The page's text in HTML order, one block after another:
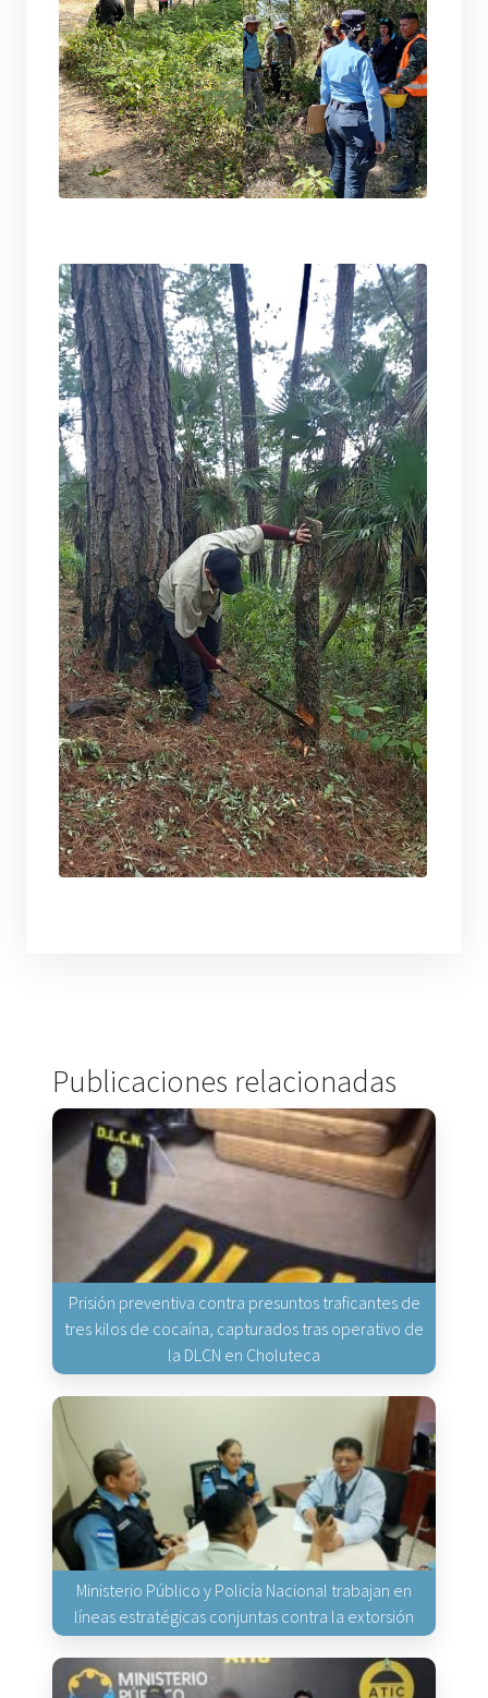
Publicaciones relacionadas
Prisión preventiva contra presuntos traficantes de
tres kilos de cocaína, capturados tras operativo de
la DLCN en Choluteca
Ministerio Público y Policía Nacional trabajan en
líneas estratégicas conjuntas contra la extorsión